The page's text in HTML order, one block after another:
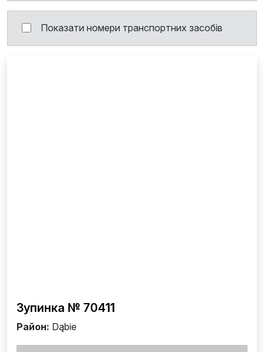
Показати номери транспортних засобів
Зупинка № 70411
Район: Dąbie